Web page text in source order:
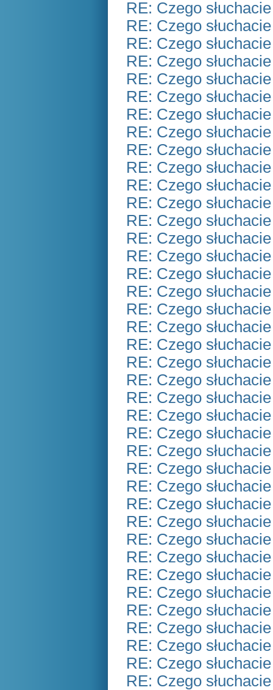
RE: Czego
RE: Czego
RE: Czego
RE: Czego
RE: Czego
RE: Czego
RE: Czego
RE: Czego
RE: Czego
RE: Czego
RE: Czego
RE: Czego
RE: Czego
RE: Czego
RE: Czego
RE: Czego
RE: Czego
RE: Czego
RE: Czego
RE: Czego
RE: Czego
RE: Czego
RE: Czego
RE: Czego
RE: Czego
RE: Czego
RE: Czego
RE: Czego
RE: Czego
RE: Czego
RE: Czego
RE: Czego
RE: Czego
RE: Czego
RE: Czego
RE: Czego
RE: Czego
RE: Czego
RE: Czego